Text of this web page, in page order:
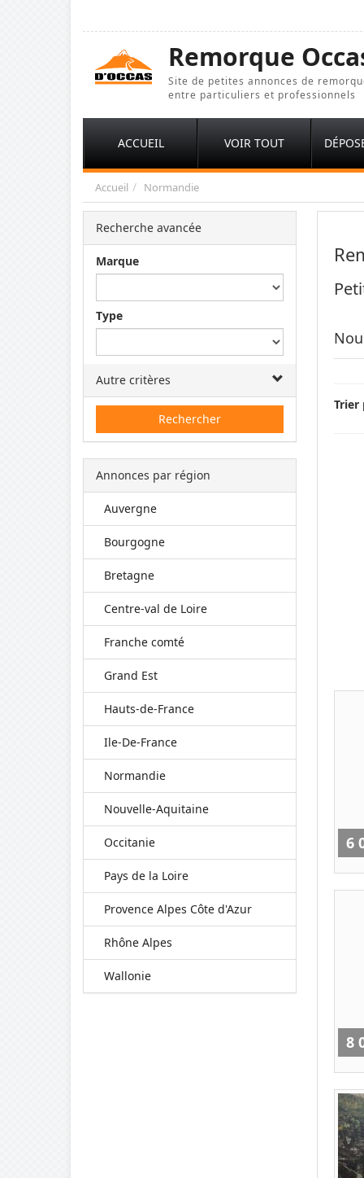
Remorque
Site de petites annonces de
entre particuliers et professionnels
ACCUEIL VOIR TOUT
Accueil Normandie
Recherche avancée
Marque
Type
Autre critères
Rechercher
Annonces par région
Auvergne
Bourgogne
Bretagne
Centre-val de Loire
Franche comté
Grand Est
Hauts-de-France
Ile-De-France
Normandie
Nouvelle-Aquitaine
Occitanie
Pays de la Loire
Provence Alpes Côte d'Azur
Rhône Alpes
Wallonie
Trier
6
8